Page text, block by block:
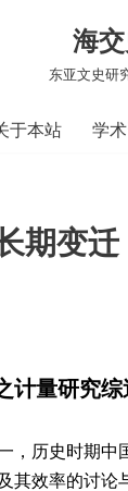
海交
东亚文史研
于本站 学
期变迁
量研究综
，历史时期中
其效率的讨论